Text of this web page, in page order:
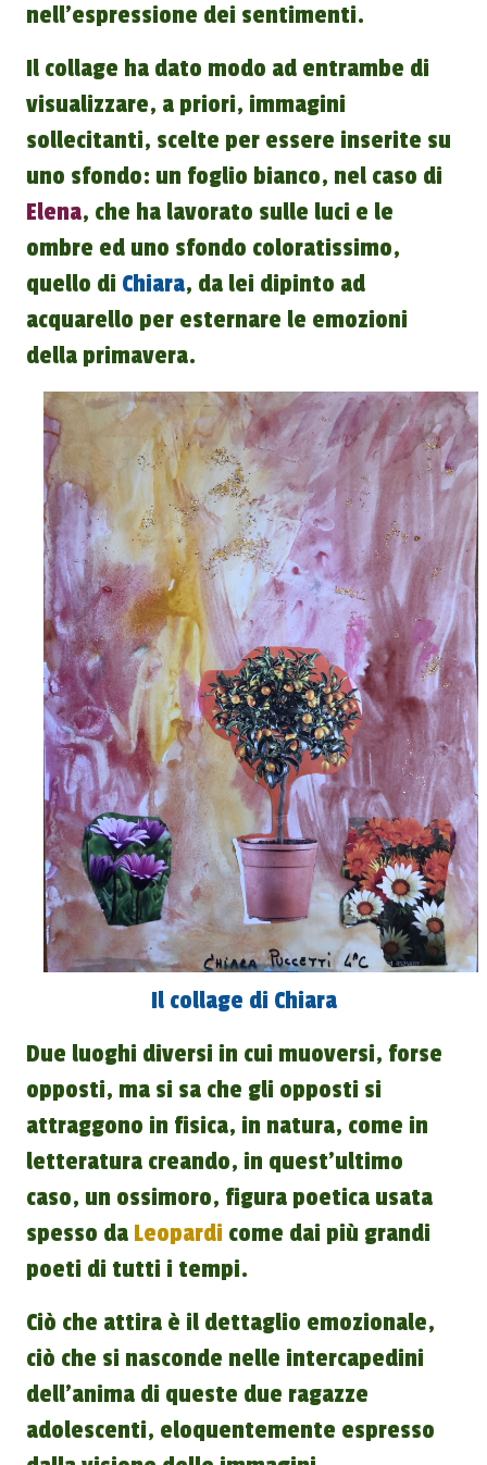
nell'espressione dei sentimenti.
Il collage ha dato modo ad entrambe di
visualizzare, a priori, immagini
sollecitanti, scelte per essere inserite su
uno sfondo: un foglio bianco, nel caso di
Elena, che ha lavorato sulle luci e le
ombre ed uno sfondo coloratissimo,
quello di Chiara, da lei dipinto ad
acquarello per esternare le emozioni
della primavera.
Il collage di Chiara
Due luoghi diversi in cui muoversi, forse
opposti, ma si sa che gli opposti si
attraggono in fisica, in natura, come in
letteratura creando, in quest'ultimo
caso, un ossimoro, figura poetica usata
spesso da Leopardi come dai più grandi
poeti di tutti i tempi.
Ciò che attira è il dettaglio emozionale,
ciò che si nasconde nelle intercapedini
dell'anima di queste due ragazze
adolescenti, eloquentemente espresso